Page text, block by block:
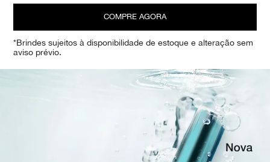
COMPRE AGORA
*Brindes sujeitos à disponibilidade de estoque e alteração sem
aviso prévio.